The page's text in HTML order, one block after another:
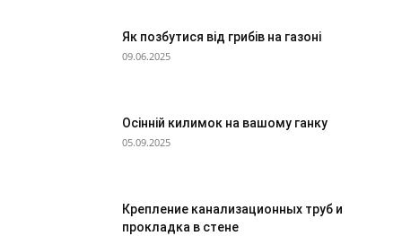
Як позбутися від грибів на газоні
09.06.2025
Осінній килимок на вашому ганку
05.09.2025
Крепление канализационных труб и
прокладка в стене